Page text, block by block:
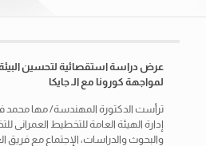
عرض دراسة استقصائية لتحسين البيئة
لمواجهة كورونا مع الـ جايكا
ترأست الدكتورة المهندسة/ مها
إدارة الهيئة العامة للتخطيط العمرانى
والبحوث والدراسات، الإجتماع مع فريق